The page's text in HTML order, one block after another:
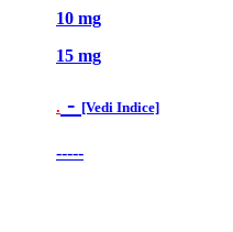
10 mg
15 mg
. - [Vedi Indice]
-----